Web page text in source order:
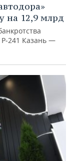
на 12,9 млрд
Казань —